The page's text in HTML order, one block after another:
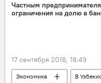
Частным
ограничения на долю в
17 сентября 2018, 18:49
Экономика
В